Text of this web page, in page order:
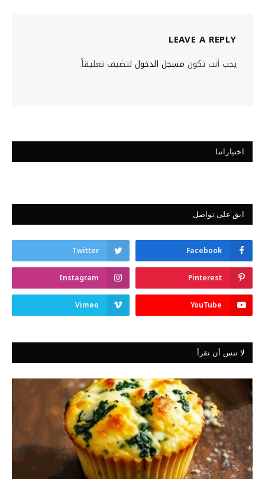
LEAVE A REPLY
يجب أنت تكون مسجل الدخول لتضيف تعليقاً.
اختياراتنا
ابق على تواصل
Facebook
Twitter
Pinterest
Instagram
YouTube
Vimeo
لا تنس أن تقرأ